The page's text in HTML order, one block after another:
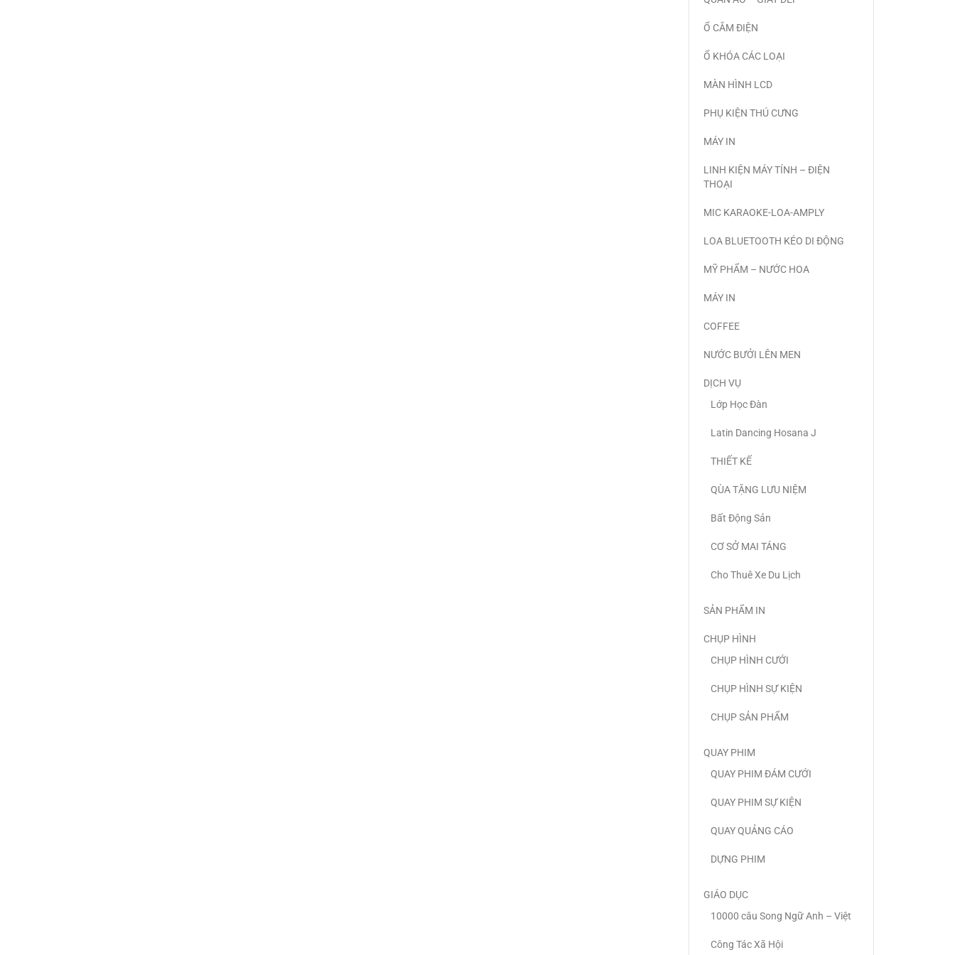
Ổ CẮM ĐIỆN
Ổ KHÓA CÁC LOẠI
MÀN HÌNH LCD
PHỤ KIỆN THÚ CƯNG
MÁY IN
LINH KIỆN MÁY TÍNH – ĐIỆN
THOẠI
MIC KARAOKE-LOA-AMPLY
LOA BLUETOOTH KÉO DI ĐỘNG
MỸ PHẨM – NƯỚC HOA
MÁY IN
COFFEE
NƯỚC BƯỞI LÊN MEN
DỊCH VỤ
Lớp Học Đàn
Latin Dancing Hosana J
THIẾT KẾ
QÙA TẶNG LƯU NIỆM
Bất Động Sản
CƠ SỞ MAI TÁNG
Cho Thuê Xe Du Lịch
SẢN PHẨM IN
CHỤP HÌNH
CHỤP HÌNH CƯỚI
CHỤP HÌNH SỰ KIỆN
CHỤP SẢN PHẨM
QUAY PHIM
QUAY PHIM ĐÁM CƯỚI
QUAY PHIM SỰ KIỆN
QUAY QUẢNG CÁO
DỰNG PHIM
GIÁO DỤC
10000 câu Song Ngữ Anh – Việt
Công Tác Xã Hội